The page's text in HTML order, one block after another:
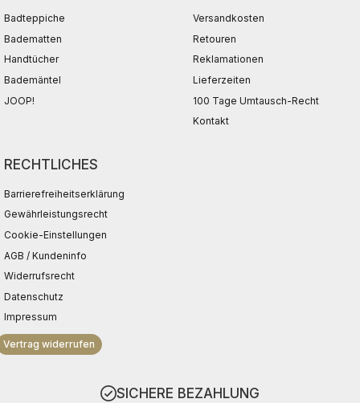
Badteppiche
Badematten
Handtücher
Bademäntel
JOOP!
Versandkosten
Retouren
Reklamationen
Lieferzeiten
100 Tage Umtausch-Recht
Kontakt
RECHTLICHES
Barrierefreiheitserklärung
Gewährleistungsrecht
Cookie-Einstellungen
AGB / Kundeninfo
Widerrufsrecht
Datenschutz
Impressum
Vertrag widerrufen
SICHERE BEZAHLUNG